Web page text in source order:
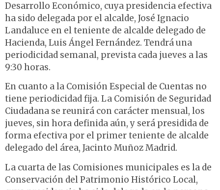
Desarrollo Económico, cuya presidencia efectiva
ha sido delegada por el alcalde, José Ignacio
Landaluce en el teniente de alcalde delegado de
Hacienda, Luis Ángel Fernández. Tendrá una
periodicidad semanal, prevista cada jueves a las
9:30 horas.
En cuanto a la Comisión Especial de Cuentas no
tiene periodicidad fija. La Comisión de Seguridad
Ciudadana se reunirá con carácter mensual, los
jueves, sin hora definida aún, y será presidida de
forma efectiva por el primer teniente de alcalde
delegado del área, Jacinto Muñoz Madrid.
La cuarta de las Comisiones municipales es la de
Conservación del Patrimonio Histórico Local,